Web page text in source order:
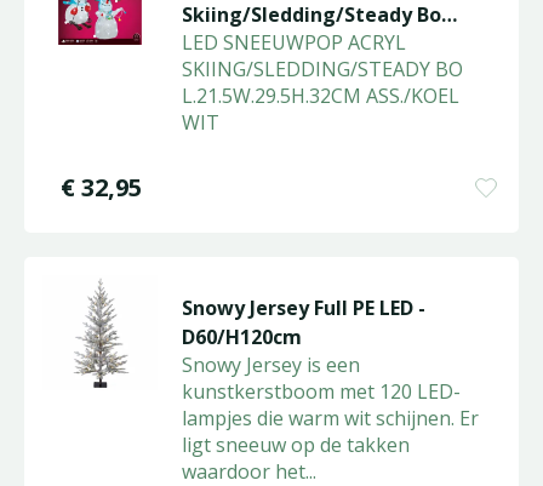
Skiing/Sledding/Steady Bo
L.21.5W.29.5H…
LED SNEEUWPOP ACRYL
SKIING/SLEDDING/STEADY BO
L.21.5W.29.5H.32CM ASS./KOEL
WIT
€32,95
Snowy Jersey Full PE LED -
D60/H120cm
Snowy Jersey is een
kunstkerstboom met 120 LED-
lampjes die warm wit schijnen. Er
ligt sneeuw op de takken
waardoor het...